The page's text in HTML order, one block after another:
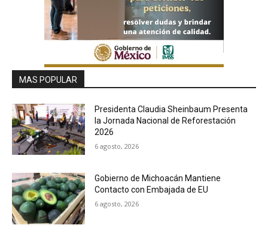
MAS POPULAR
Presidenta Claudia Sheinbaum Presenta
la Jornada Nacional de Reforestación
2026
6 agosto, 2026
Gobierno de Michoacán Mantiene
Contacto con Embajada de EU
6 agosto, 2026